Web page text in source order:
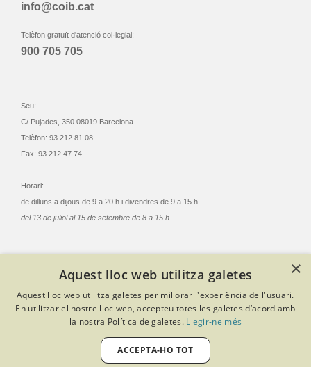
info@coib.cat
Telèfon gratuït d'atenció col·legial:
900 705 705
Seu:
C/ Pujades, 350 08019 Barcelona
Telèfon: 93 212 81 08
Fax: 93 212 47 74
Horari:
de dilluns a dijous de 9 a 20 h i divendres de 9 a 15 h
del 13 de juliol al 15 de setembre de 8 a 15 h
© Col·legi Oficial Infermeres i Infermers de Barcelona
Criteris de privacitat
Política de cookies
Avís legal
Política de protecció de dades
Política de qualitat
Desenvolupat amb Softeng Portal Builder
×
Aquest lloc web utilitza galetes
Aquest lloc web utilitza galetes per millorar l'experiència de l'usuari.
En utilitzar el nostre lloc web, accepteu totes les galetes d’acord amb
la nostra Política de galetes. Llegir-ne més
ACCEPTA-HO TOT